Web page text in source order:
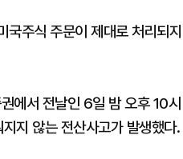
국주식 주문이 제대로 처리되
에서 전날인 6일 밤 오후 10
지 않는 전산사고가 발생했다.